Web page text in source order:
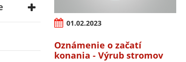
01.02.2023
Oznámenie o začatí
konania - Výrub stromov